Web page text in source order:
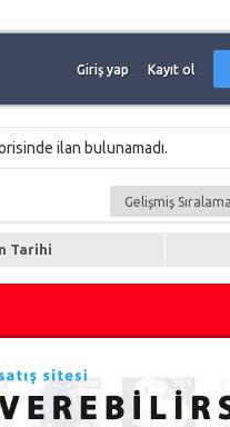
Giriş yap Kayıt ol
ilan bulunamadı.
Tarihi